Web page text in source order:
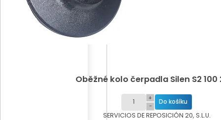
Oběžné kolo čerpadla Silen S2 100
+
−
SERVICIOS DE REPOSICIÓN 20, S.L.U.